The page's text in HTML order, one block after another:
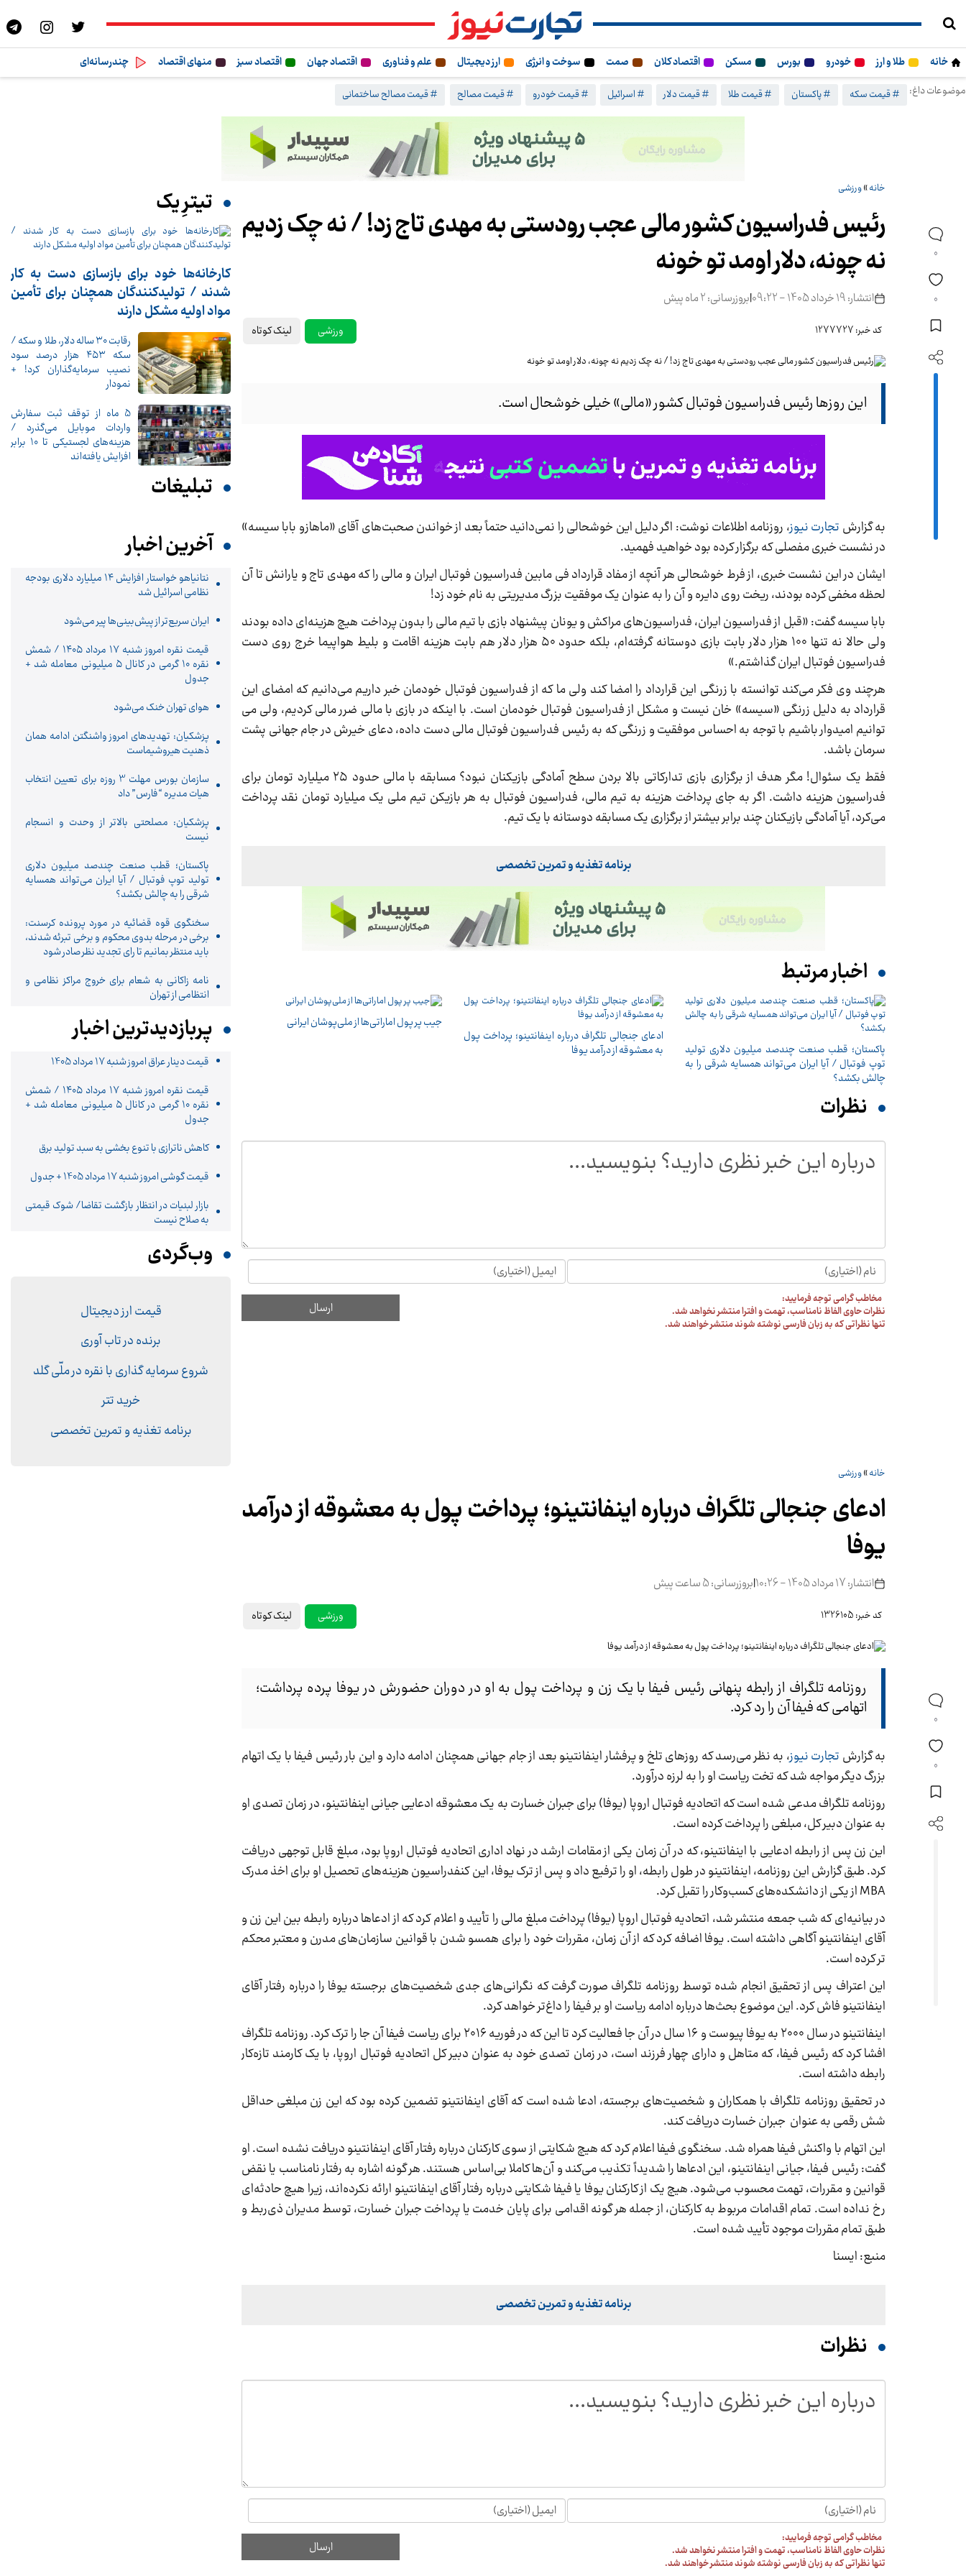
خانه طلا و ارز خودرو بورس مسکن اقتصاد کلان صمت سوخت و انرژی ارز دیجیتال علم و فناوری اقتصاد جهان اقتصاد سبز منهای اقتصاد
چندرسانه‌ای
موضوعات داغ:
# قیمت سکه # پاکستان # قیمت طلا # قیمت دلار # اسرائیل # قیمت خودرو # قیمت مصالح # قیمت مصالح ساختمانی
0
0
خانه»ورزشی
رئیس فدراسیون کشور مالی عجب رودستی به مهدی تاج زد! / نه چک زدیم
نه چونه، دلار اومد تو خونه
انتشار: 19 خرداد 1405 - 09:22 |بروزرسانی: 2 ماه پیش
کد خبر: 1277727 ورزشی لینک کوتاه
این روزها رئیس فدراسیون فوتبال کشور «مالی» خیلی خوشحال است.
به گزارش تجارت نیوز، روزنامه اطلاعات نوشت: اگر دلیل این خوشحالی را نمی‌دانید حتماً بعد از خواندن صحبت‌های آقای «ماهازو بابا سیسه»
در نشست خبری مفصلی که برگزار کرده بود خواهید فهمید.
ایشان در این نشست خبری، از فرط خوشحالی هر آنچه از مفاد قرارداد فی مابین فدراسیون فوتبال ایران و مالی را که مهدی تاج و یارانش تا آن
لحظه مخفی کرده بودند، ریخت روی دایره و آن را به عنوان یک موفقیت بزرگ مدیریتی به نام خود زد!
بابا سیسه گفت: «قبل از فدراسیون ایران، فدراسیون‌های مراکش و یونان پیشنهاد بازی با تیم مالی را بدون پرداخت هیچ هزینه‌ای داده بودند
ولی حالا نه تنها ۱۰۰ هزار دلار بابت بازی دوستانه گرفته‌ام، بلکه حدود ۵۰ هزار دلار هم بابت هزینه اقامت و بلیط هواپیما خرج روی دست
فدراسیون فوتبال ایران گذاشتم.»
هرچند وی فکر می‌کند توانسته با زرنگی این قرارداد را امضا کند ولی ما که از فدراسیون فوتبال خودمان خبر داریم می‌دانیم که امضای این
قرارداد به دلیل زرنگی «سیسه» خان نیست و مشکل از فدراسیون فوتبال خودمان است. با اینکه در بازی با مالی ضرر مالی کردیم، ولی می
توانیم امیدوار باشیم با توجه به احساس موفقیت و زرنگی که به رئیس فدراسیون فوتبال مالی دست داده، دعای خیرش در جام جهانی پشت
سرمان باشد.
فقط یک سئوال! مگر هدف از برگزاری بازی تدارکاتی بالا بردن سطح آمادگی بازیکنان نبود؟ مسابقه با مالی حدود ۲۵ میلیارد تومان برای
فدراسیون هزینه داشت. اگر به جای پرداخت هزینه به تیم مالی، فدراسیون فوتبال به هر بازیکن تیم ملی یک میلیارد تومان نقد پرداخت
می‌کرد، آیا آمادگی بازیکنان چند برابر بیشتر از برگزاری یک مسابقه دوستانه با یک تیم.
برنامه تغذیه و تمرین تخصصی
اخبار مرتبط
پاکستان؛ قطب صنعت چندصد میلیون دلاری تولید
توپ فوتبال / آیا ایران می‌تواند همسایه شرقی را به
چالش بکشد؟
ادعای جنجالی تلگراف درباره اینفانتینو؛ پرداخت پول
به معشوقه از درآمد یوفا
جیب پر پول اماراتی‌ها از ملی‌پوشان ایرانی
نظرات
مخاطب گرامی توجه فرمایید:
نظرات حاوی الفاظ نامناسب، تهمت و افترا منتشر نخواهد شد.
تنها نظراتی که به زبان فارسی نوشته شوند منتشر خواهند شد.
تیترِ یک
کارخانه‌ها خود برای بازسازی دست به کار
شدند / تولیدکنندگان همچنان برای تأمین
مواد اولیه مشکل دارند
رقابت ۳۰ ساله دلار، طلا و سکه /
سکه ۴۵۳ هزار درصد سود
نصیب سرمایه‌گذاران کرد! +
نمودار
5 ماه از توقف ثبت سفارش
واردات موبایل می‌گذرد /
هزینه‌های لجستیکی تا 10 برابر
افزایش یافته‌اند
تبلیغات
آخرین اخبار
نتانیاهو خواستار افزایش ۱۴ میلیارد دلاری بودجه
نظامی اسرائیل شد
ایران سریع‌تر از پیش‌بینی‌ها پیر می‌شود
قیمت نقره امروز شنبه ۱۷ مرداد ۱۴۰۵ / شمش
نقره ۱۰ گرمی در کانال ۵ میلیونی معامله شد +
جدول
هوای تهران خنک می‌شود
پزشکیان: تهدیدهای امروز واشنگتن ادامه همان
ذهنیت هیروشیماست
سازمان بورس مهلت 3 روزه برای تعیین انتخاب
هیات مدیره “فارس” داد
پزشکیان: مصلحتی بالاتر از وحدت و انسجام
نیست
پاکستان؛ قطب صنعت چندصد میلیون دلاری
تولید توپ فوتبال / آیا ایران می‌تواند همسایه
شرقی را به چالش بکشد؟
سخنگوی قوه قضائیه در مورد پرونده کرسنت:
برخی در مرحله بدوی محکوم و برخی تبرئه شدند،
باید منتظر بمانیم تا رای تجدید نظر صادر شود
نامه زاکانی به شعام برای خروج مراکز نظامی و
انتظامی از تهران
پربازدیدترین اخبار
قیمت دینار عراق امروز شنبه 17 مرداد 1405
قیمت نقره امروز شنبه ۱۷ مرداد ۱۴۰۵ / شمش
نقره ۱۰ گرمی در کانال ۵ میلیونی معامله شد +
جدول
کاهش ناترازی با تنوع بخشی به سبد تولید برق
قیمت گوشی امروز شنبه 17 مرداد 1405 + جدول
بازار لبنیات در انتظار بازگشت تقاضا/ شوک قیمتی
به صلاح نیست
وب‌گردی
قیمت ارز دیجیتال
برنده در تاب آوری
شروع سرمایه گذاری با نقره در ملّی گلد
خرید تتر
برنامه تغذیه و تمرین تخصصی